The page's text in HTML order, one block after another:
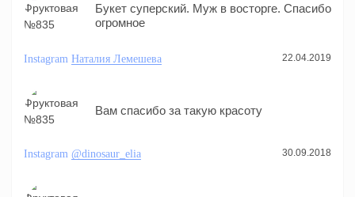
Букет суперский. Муж в восторге. Спасибо
огромное
Instagram Наталия Лемешева 22.04.2019
Вам спасибо за такую красоту
Instagram @dinosaur_elia 30.09.2018